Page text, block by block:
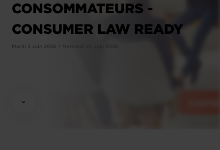
CONSOMMATEURS -
CONSUMER LAW READY
Mardi 2 Juin 2026 > Mercredi 24 Juin 2026